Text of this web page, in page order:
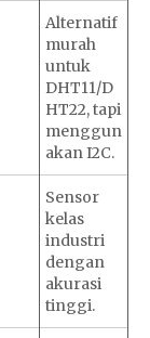
Alternatif
murah
untuk
DHT11/D
HT22, tapi
menggun
akan I2C.
Sensor
kelas
industri
dengan
akurasi
tinggi.